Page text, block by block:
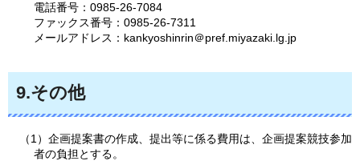
電話番号：0985-26-7084
ファックス番号：0985-26-7311
メールアドレス：kankyoshinrin＠pref.miyazaki.lg.jp
9.その他
（1）企画提案書の作成、提出等に係る費用は、企画提案競技参加
者の負担とする。